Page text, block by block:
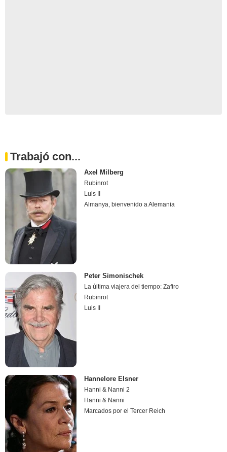
Trabajó con...
Axel Milberg
Rubinrot
Luis II
Almanya, bienvenido a Alemania
Peter Simonischek
La última viajera del tiempo: Zafiro
Rubinrot
Luis II
Hannelore Elsner
Hanni & Nanni 2
Hanni & Nanni
Marcados por el Tercer Reich